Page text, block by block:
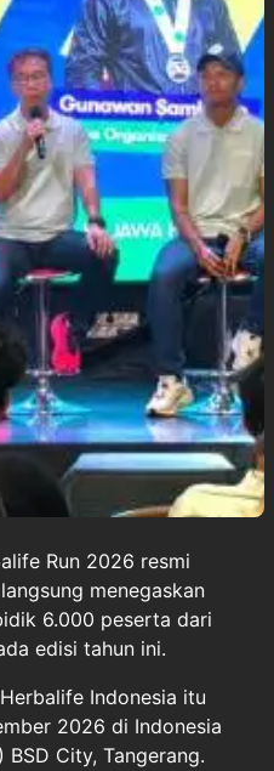
Run 2026 resmi
menegaskan
6.000 peserta dari
edisi tahun ini.
Indonesia itu
2026 di Indonesia
City, Tangerang.